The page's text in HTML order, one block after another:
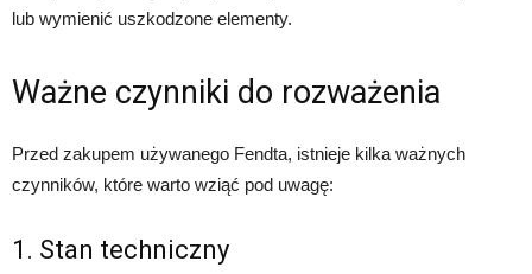
lub wymienić uszkodzone elementy.
Ważne czynniki do rozważenia
Przed zakupem używanego Fendta, istnieje kilka ważnych
czynników, które warto wziąć pod uwagę:
1. Stan techniczny